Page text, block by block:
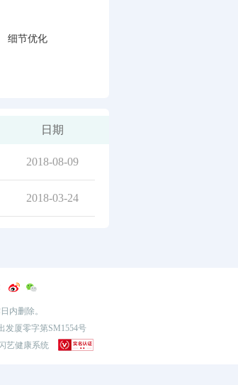
细节优化
日期
2018-08-09
2018-03-24
内删除。
发厦零字第SM1554号
艺健康系统